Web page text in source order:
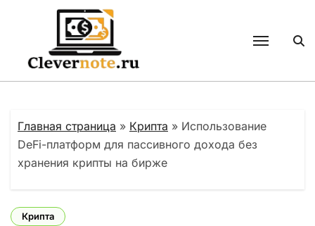
содержанию
Главная страница » Крипта » Использование
DeFi-платформ для пассивного дохода без
хранения крипты на бирже
Крипта